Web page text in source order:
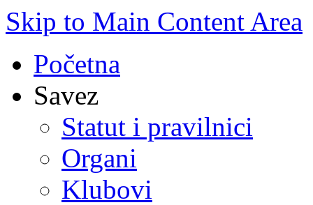
Skip to Main Content Area
Početna
Savez
Statut i pravilnici
Organi
Klubovi